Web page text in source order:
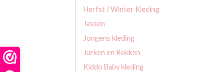
Herfst / Winter Kleding
Jassen
Jongens kleding
Jurken en Rokken
Kiddo Baby kleding